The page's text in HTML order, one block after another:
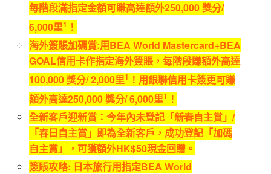
每階段滿指定金額可賺高達額外250,000獎分/
6,000里1 ！
海外簽賬加碼賞:用BEA World Mastercard+BEA
GOAL信用卡作指定海外簽賬，每階段賺額外高達
100,000獎分/2,000里1 ！用銀聯信用卡簽更可賺
額外高達250,000獎分/6,000里1 ！
全新客戶迎新賞：今年內未登記「新春自主賞」/
「春日自主賞」即為全新客戶，成功登記「加碼
自主賞」，可獲額外HK$50現金回贈。
簽賬攻略: 日本旅行用指定BEA World